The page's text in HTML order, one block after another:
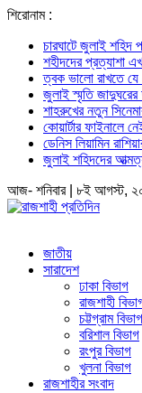
শিরোনাম :
চারঘাটে জুলাই শহিদ
শহীদদের প্রত্যাশা
ত্বক ভালো রাখতে
জুলাই স্মৃতি জাদুঘরের
শাহরুখের নতুন
কোয়ার্টার ফাইনালে
ডেনিস লিয়ামিন
জুলাই শহিদদের
আজ- শনিবার | ৮ই আগস্ট,
জাতীয়
সারাদেশ
ঢাকা বিভাগ
রাজশাহী
চট্টগ্রাম বিভাগ
বরিশাল বিভাগ
রংপুর বিভাগ
খুলনা বিভাগ
রাজশাহীর সংবাদ